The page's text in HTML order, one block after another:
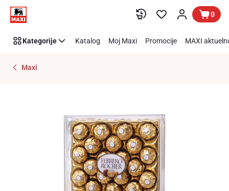
Preskoči link 0
Kategorije Katalog Moj Maxi Promocije MAXI
Maxi